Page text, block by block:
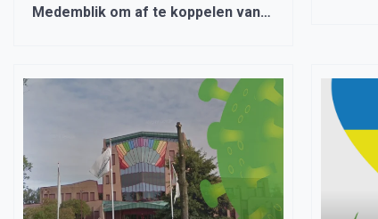
Medemblik om af te koppelen van